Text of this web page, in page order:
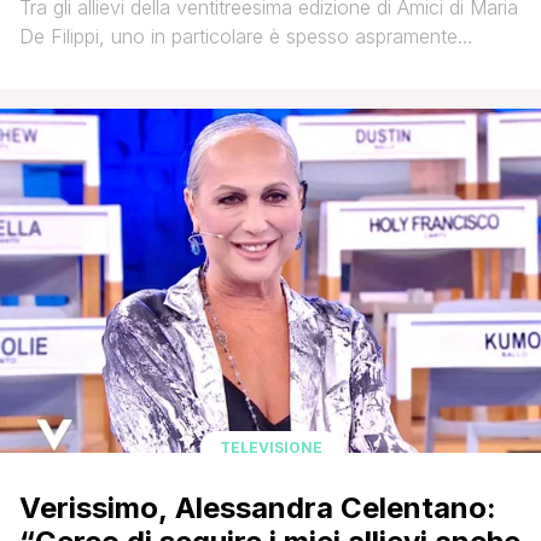
Tra gli allievi della ventitreesima edizione di Amici di Maria
De Filippi, uno in particolare è spesso aspramente
maestra di danza ha assegnato diversi compiti, perché
convinta che non abbia l'aspetto fisico 'adeguato' per
poter essere considerato un ballerino. Nelle missive [']
TELEVISIONE
Verissimo, Alessandra Celentano: